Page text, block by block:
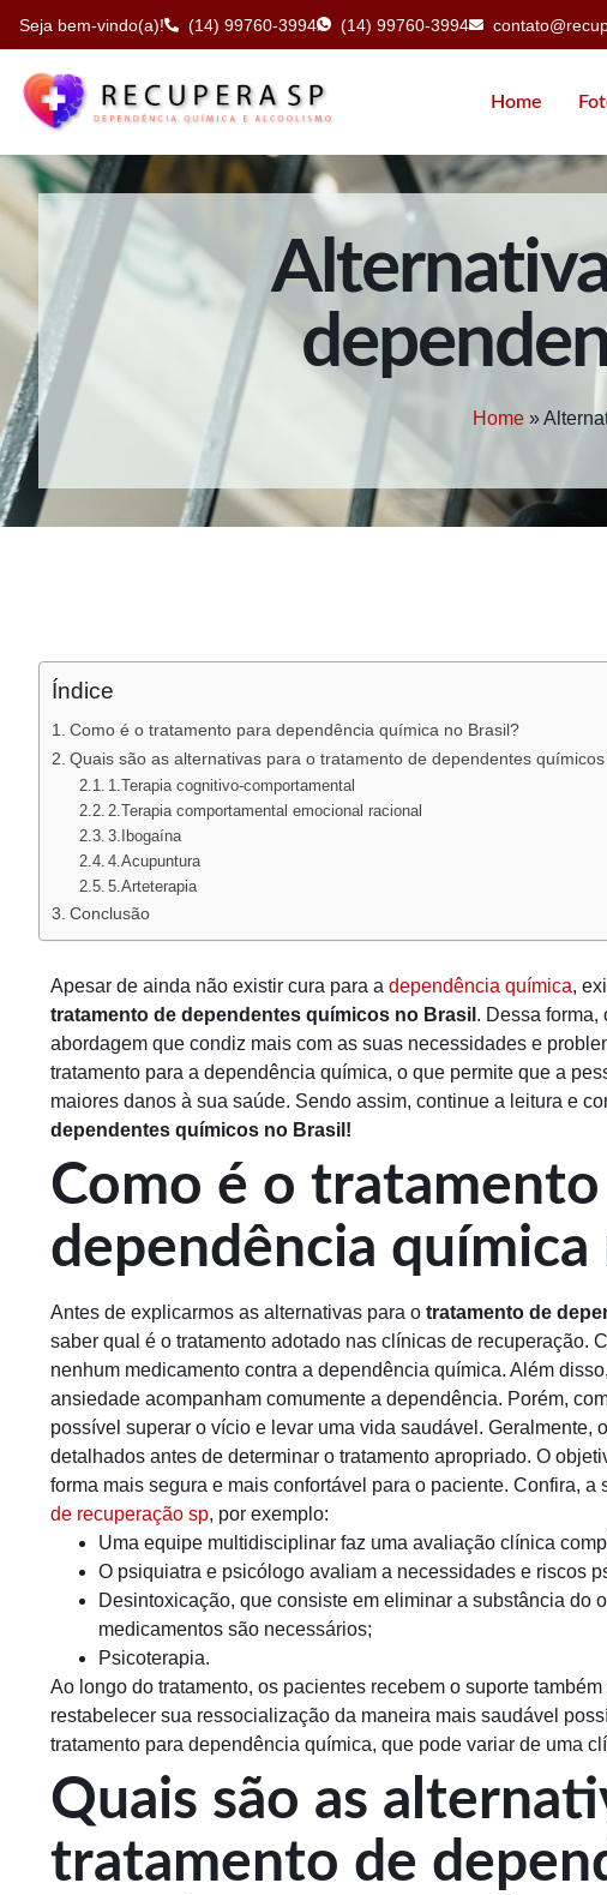
Seja bem-vindo(a)! (14) 99760-3994 (14) 99760-3994
Home
Home»
Índice
Como é o tratamento para dependência química no Brasil?
Quais são as alternativas para o tratamento de dependentes
1.Terapia cognitivo-comportamental
2.Terapia comportamental emocional racional
3.Ibogaína
4.Acupuntura
5.Arteterapia
Conclusão
Apesar de ainda não existir cura para a dependência química,
tratamento de dependentes químicos no Brasil . Dessa forma,
abordagem que condiz mais com as suas necessidades e
tratamento para a dependência química, o que permite que a
maiores danos à sua saúde. Sendo assim, continue a leitura e
dependentes químicos no Brasil!
Como é o tratamento
dependência química
Antes de explicarmos as alternativas para o tratamento de
saber qual é o tratamento adotado nas clínicas de recuperação.
nenhum medicamento contra a dependência química. Além
ansiedade acompanham comumente a dependência. Porém,
possível superar o vício e levar uma vida saudável. Geralmente,
detalhados antes de determinar o tratamento apropriado. O
forma mais segura e mais confortável para o paciente. Confira, a
de recuperação sp, por exemplo:
Uma equipe multidisciplinar faz uma avaliação clínica
O psiquiatra e psicólogo avaliam a necessidades e riscos
Desintoxicação, que consiste em eliminar a substância do
medicamentos são necessários;
Psicoterapia.
Ao longo do tratamento, os pacientes recebem o suporte
restabelecer sua ressocialização da maneira mais saudável
tratamento para dependência química, que pode variar de uma
Quais são as
tratamento de